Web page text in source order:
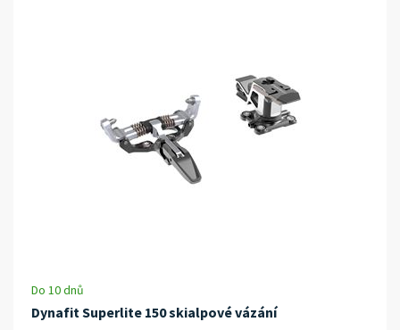
Do 10 dnů
Dynafit Superlite 150 skialpové vázání